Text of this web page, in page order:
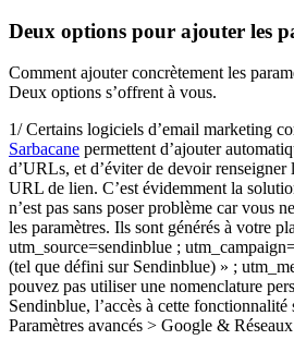
Deux options pour ajouter les
Comment ajouter concrètement les
Deux options s’offrent à vous.
1/ Certains logiciels d’email marketing
Sarbacane permettent d’ajouter
d’URLs, et d’éviter de devoir renseigner
URL de lien. C’est évidemment la
n’est pas sans poser problème car vous
les paramètres. Ils sont générés à votre
utm_source=sendinblue ;
(tel que défini sur Sendinblue) » ;
pouvez pas utiliser une nomenclature
Sendinblue, l’accès à cette
Paramètres avancés > Google &